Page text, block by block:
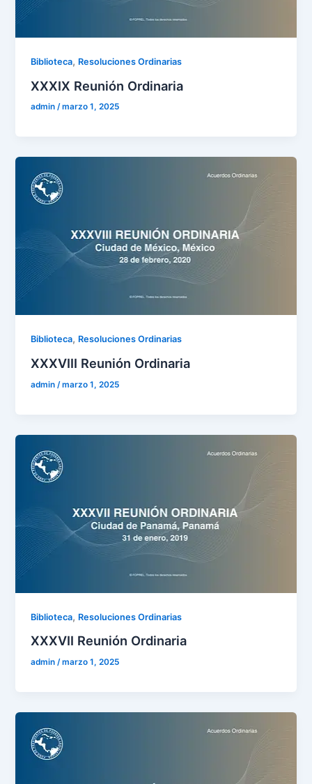
Biblioteca, Resoluciones Ordinarias
XXXIX Reunión Ordinaria
admin/marzo 1, 2025
Biblioteca, Resoluciones Ordinarias
XXXVIII Reunión Ordinaria
admin/marzo 1, 2025
Biblioteca, Resoluciones Ordinarias
XXXVII Reunión Ordinaria
admin/marzo 1, 2025